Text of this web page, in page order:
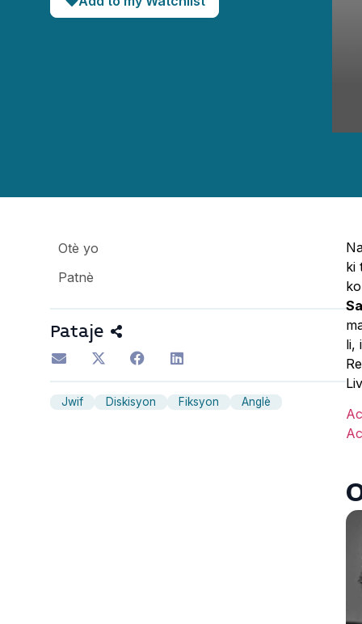
Otè yo
Patnè
Pataje
Jwif Diskisyon Fiksyon Anglè
ki
li,